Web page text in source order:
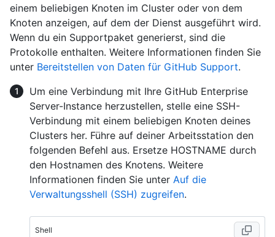
einem beliebigen Knoten im Cluster oder von dem
Knoten anzeigen, auf dem der Dienst ausgeführt wird.
Wenn du ein Supportpaket generierst, sind die
Protokolle enthalten. Weitere Informationen finden Sie
unter Bereitstellen von Daten für GitHub Support.
Um eine Verbindung mit Ihre GitHub Enterprise
Server-Instance herzustellen, stelle eine SSH-
Verbindung mit einem beliebigen Knoten deines
Clusters her. Führe auf deiner Arbeitsstation den
folgenden Befehl aus. Ersetze HOSTNAME durch
den Hostnamen des Knotens. Weitere
Informationen finden Sie unter Auf die
Verwaltungsshell (SSH) zugreifen.
Shell